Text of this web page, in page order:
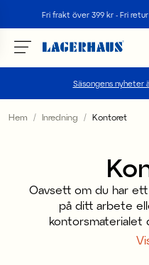
Fri frakt över 399 kr - Fri
Säsongens nyheter
Välj språk /
NO / NKR
Hem Inredning Kontoret
Oavsett om du har
på ditt arbete
kontorsmaterialet
stämningen,